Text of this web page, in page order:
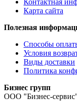
Карта сайта
Полезная
Способы
Условия
Виды доставки
Политика
Бизнес групп
ООО "Бизнес-